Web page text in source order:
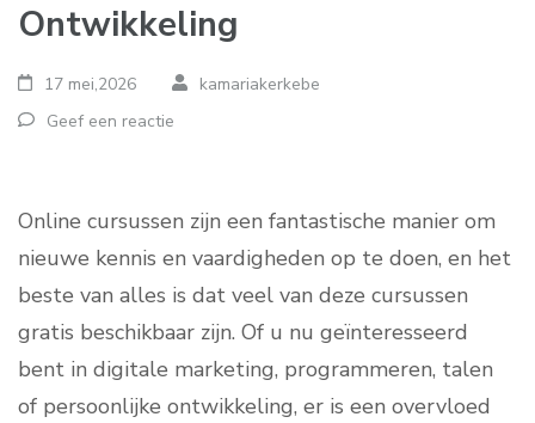
Ontwikkeling
17 mei,2026
kamariakerkebe
Geef een reactie
Online cursussen zijn een fantastische manier om
nieuwe kennis en vaardigheden op te doen, en het
beste van alles is dat veel van deze cursussen
gratis beschikbaar zijn. Of u nu geïnteresseerd
bent in digitale marketing, programmeren, talen
of persoonlijke ontwikkeling, er is een overvloed